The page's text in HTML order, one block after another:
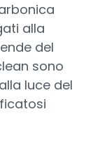
alla
del
sono
luce del